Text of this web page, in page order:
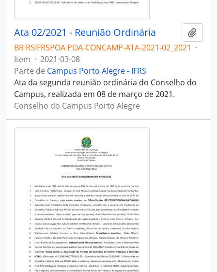
Ata 02/2021 - Reunião Ordinária
BR RSIFRSPOA POA-CONCAMP-ATA-2021-02_2021 ·
Item · 2021-03-08
Parte de Campus Porto Alegre - IFRS
Ata da segunda reunião ordinária do Conselho do
Campus, realizada em 08 de março de 2021.
Conselho do Campus Porto Alegre